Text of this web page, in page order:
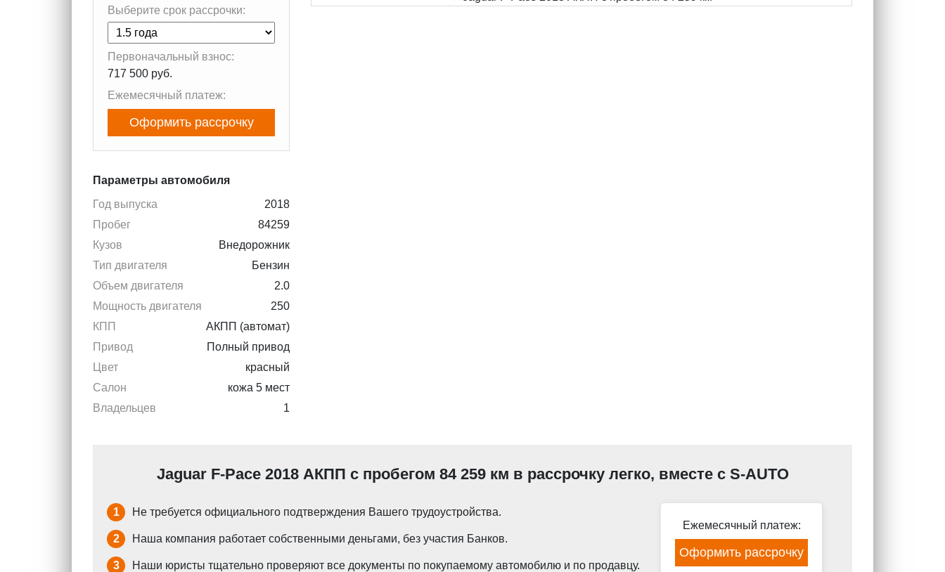
Выберите срок рассрочки:
Первоначальный взнос:
717 500 руб.
Ежемесячный платеж:
Оформить рассрочку
Параметры автомобиля
Год выпуска
2018
Пробег
84259
Кузов
Внедорожник
Тип двигателя
Бензин
Объем двигателя
2.0
Мощность двигателя
250
КПП
АКПП (автомат)
Привод
Полный привод
Цвет
красный
Салон
кожа 5 мест
Владельцев
1
Jaguar F-Pace 2018 АКПП с пробегом 84 259 км в рассрочку легко, вместе с S-AUTO
1 Не требуется официального подтверждения Вашего трудоустройства.
2 Наша компания работает собственными деньгами, без участия Банков.
3 Наши юристы тщательно проверяют все документы по покупаемому автомобилю и по продавцу.
Ежемесячный платеж:
Оформить рассрочку